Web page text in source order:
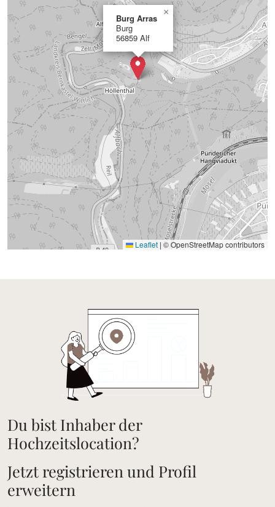
Burg Arras
Burg
56859 Alf
×
Leaflet | © OpenStreetMap contributors
Du bist Inhaber der
Hochzeitslocation?
Jetzt registrieren und Profil
erweitern